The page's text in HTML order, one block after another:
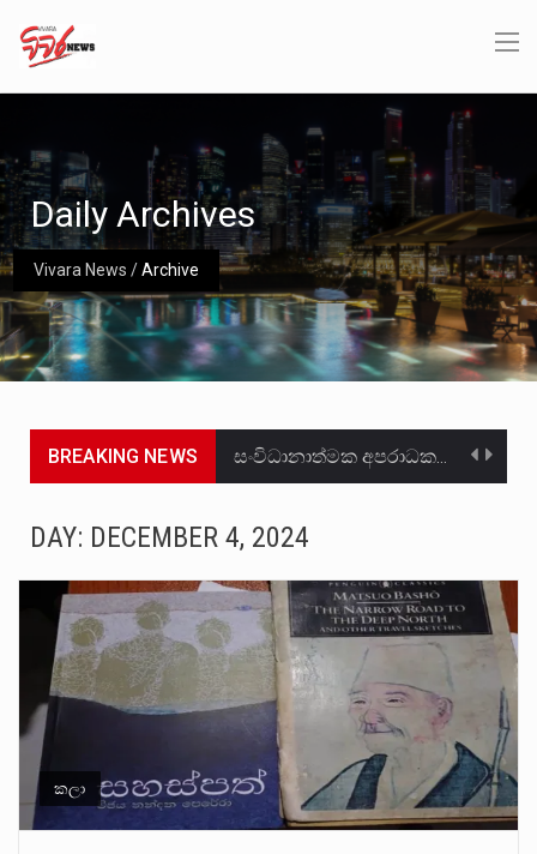
Vivara News /Archive
Daily Archives
BREAKING NEWS සංවිධානාත්මක අපරාධකරුවකු වන ලොකු පැටිගේ ප්‍රධාන වෙඩික්කරු බවට සැක කරන ගිං ගඟේ ගිල්වා මරා දමා…
මහර බන්ධනාගාරයේ අද ඇතිවූ සිද්ධියෙන් තුවාල ලැබූ බව කියන රැඳවියන් ගණන ඉහළ ගොස් තිබේ. ඒ…
හිටපු පොලිස්පති පූජිත් ජයසුන්දරට සහ හිටපු ආරක්ෂක අමාත්‍යංශ ලේකම් හේමසිරි ප්‍රනාන්දු විශේෂ ත්‍රිපුද්ගල මහාධිකරණය විසින්…
DAY: DECEMBER 4, 2024
කලා